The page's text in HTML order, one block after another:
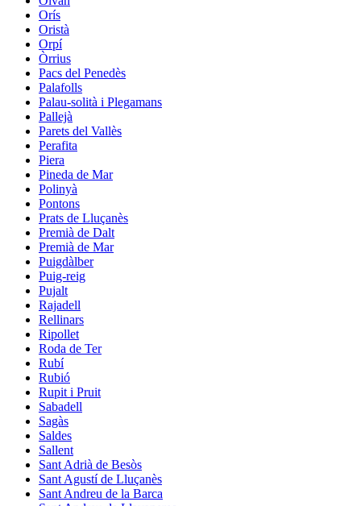
Orís
Oristà
Orpí
Òrrius
Pacs del Penedès
Palafolls
Palau-solità i Plegamans
Pallejà
Parets del Vallès
Perafita
Piera
Pineda de Mar
Polinyà
Pontons
Prats de Lluçanès
Premià de Dalt
Premià de Mar
Puigdàlber
Puig-reig
Pujalt
Rajadell
Rellinars
Ripollet
Roda de Ter
Rubí
Rubió
Rupit i Pruit
Sabadell
Sagàs
Saldes
Sallent
Sant Adrià de Besòs
Sant Agustí de Lluçanès
Sant Andreu de la Barca